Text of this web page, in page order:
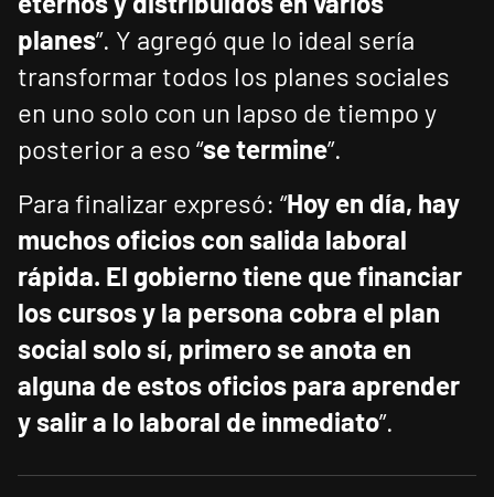
planes”. Y agregó que lo ideal sería
transformar todos los planes sociales
en uno solo con un lapso de tiempo y
posterior a eso “se termine”.
Para finalizar expresó: “Hoy en día, hay
muchos oficios con salida laboral
rápida. El gobierno tiene que financiar
los cursos y la persona cobra el plan
social solo sí, primero se anota en
alguna de estos oficios para aprender
y salir a lo laboral de inmediato”.